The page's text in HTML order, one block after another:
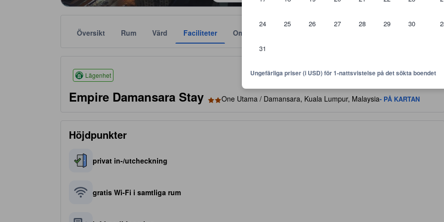
24 25 26 27 28 29 30
31
Ungefärliga priser (i USD) för 1-nattsvistelse på det sökta boendet
Översikt Rum Värd Faciliteter Omdömen
Lägenhet
Empire Damansara Stay One Utama / Damansara, Kuala Lumpur, Malaysia- PÅ KARTAN
Höjdpunkter
privat in-/utcheckning
gratis Wi-Fi i samtliga rum